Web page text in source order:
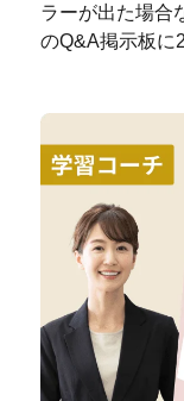
ラーが出た場合
のQ&A掲示板に